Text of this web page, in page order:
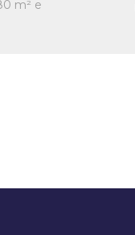
m² e